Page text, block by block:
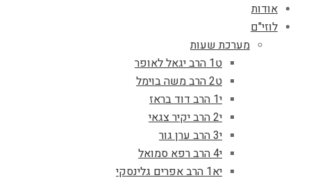
אודות
לוזי"ם
מערכת שעות
ט1 הרב יגאל לאופר
ט2 הרב משה בוימל
י1 הרב דוד בראז
י2 הרב יקיר צגאי
י3 הרב ערן גור
י4 הרב רפא סמואל
יא1 הרב אפרים גלינסקי